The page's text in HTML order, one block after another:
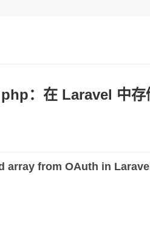
：在 Laravel 中
array from OAuth in Laravel